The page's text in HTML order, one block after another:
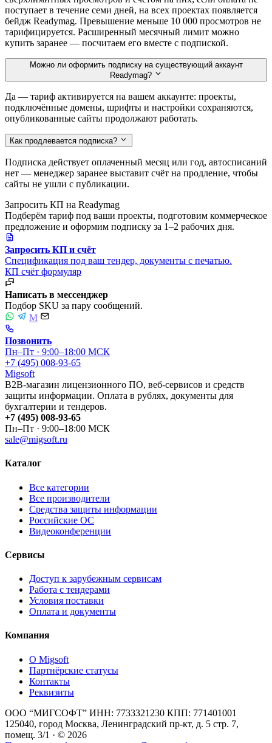
поступает в течение семи дней, на всех проектах появляется
бейдж Readymag. Превышение меньше 10 000 просмотров не
тарифицируется. Расширенный месячный лимит можно
купить заранее — посчитаем его вместе с подпиской.
Можно ли оформить подписку на существующий аккаунт
Readymag?
Да — тариф активируется на вашем аккаунте: проекты,
подключённые домены, шрифты и настройки сохраняются,
опубликованные сайты продолжают работать.
Как продлевается подписка?
Подписка действует оплаченный месяц или год, автосписаний
нет — менеджер заранее выставит счёт на продление, чтобы
сайты не ушли с публикации.
Запросить КП на Readymag
Подберём тариф под ваши проекты, подготовим коммерческое
предложение и оформим подписку за 1–2 рабочих дня.
Запросить КП и счёт
Спецификация под ваш тендер, документы с печатью.
КП счёт формуляр
Написать в мессенджер
Подбор SKU за пару сообщений.
M
Позвонить
Пн–Пт · 9:00–18:00 МСК
+7 (495) 008-93-65
Migsoft
B2B-магазин лицензионного ПО, веб-сервисов и средств
защиты информации. Оплата в рублях, документы для
бухгалтерии и тендеров.
+7 (495) 008-93-65
Пн–Пт · 9:00–18:00 МСК
sale@migsoft.ru
Каталог
Все категории
Все производители
Средства защиты информации
Российские ОС
Видеоконференции
Сервисы
Доступ к зарубежным сервисам
Работа с тендерами
Условия поставки
Оплата и документы
Компания
О Migsoft
Партнёрские статусы
Контакты
Реквизиты
ООО “МИГСОФТ” ИНН: 7733321230 КПП: 771401001
125040, город Москва, Ленинградский пр-кт, д. 5 стр. 7,
помещ. 3/1 · © 2026